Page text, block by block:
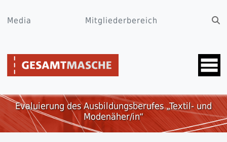
Media Mitgliederbereich
Evaluierung des Ausbildungsberufes „Textil- und
Modenäher/in“